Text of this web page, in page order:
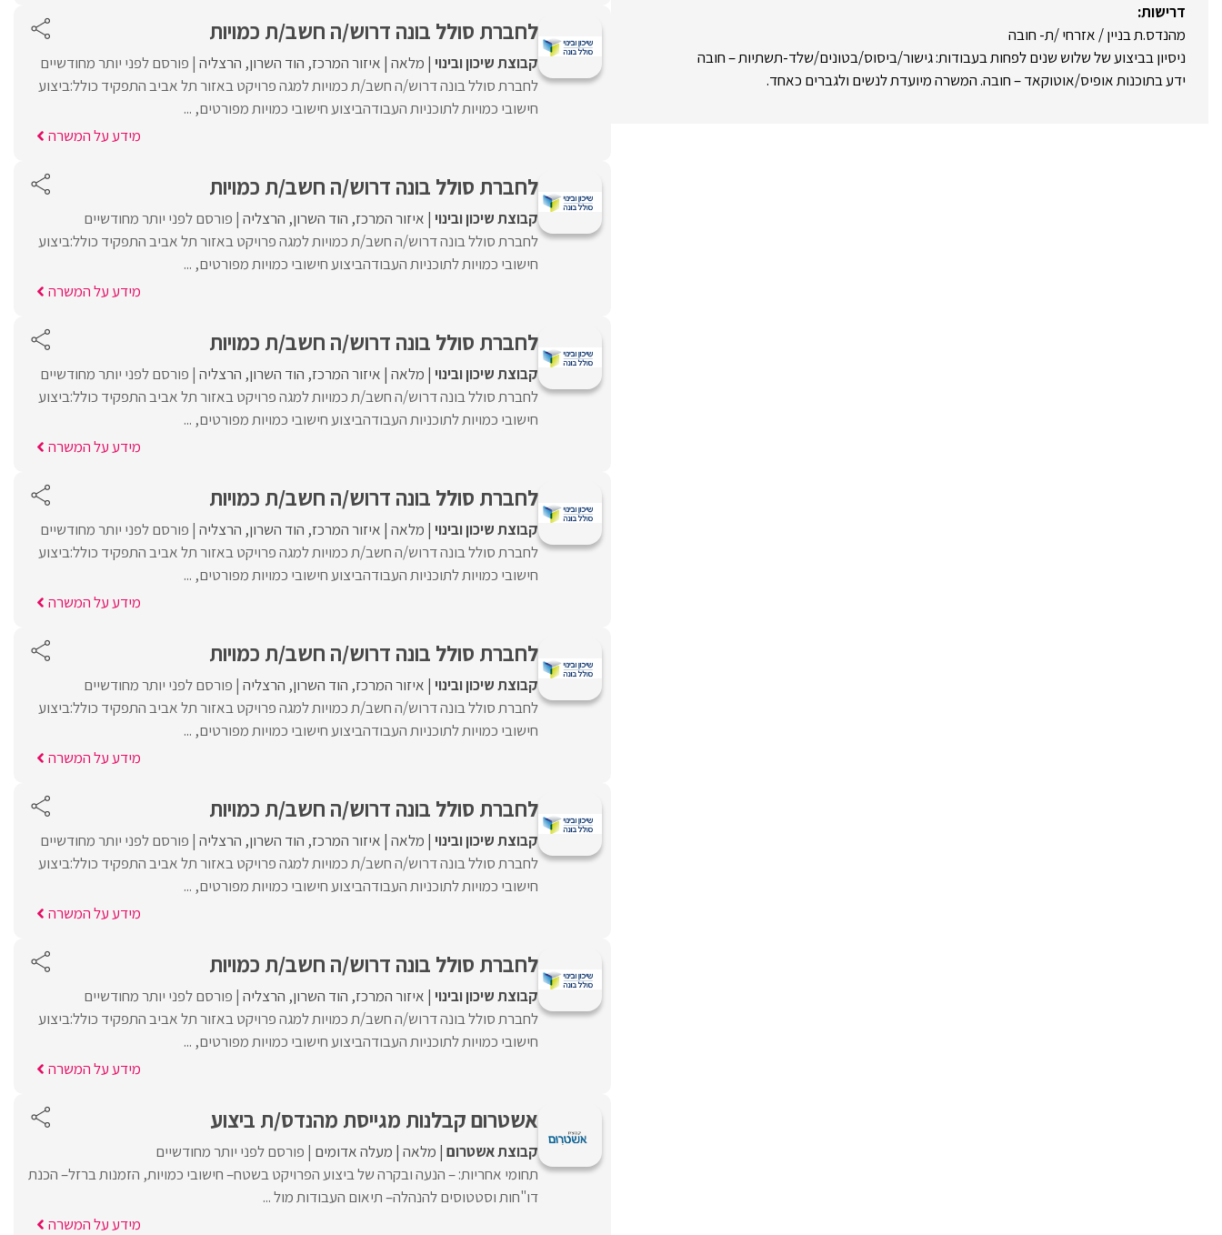
דרישות:
מהנדס.ת בניין / אזרחי /ת- חובה
ניסיון בביצוע של שלוש שנים לפחות בעבודות: גישור/ביסוס/בטונים/שלד-תשתיות – חובה
ידע בתוכנות אופיס/אוטוקאד – חובה. המשרה מיועדת לנשים ולגברים כאחד.
לחברת סולל בונה דרוש/ה חשב/ת כמויות
קבוצת שיכון ובינוי מלאה איזור המרכז הוד השרון הרצליה פורסם לפני יותר מחודשיים
לחברת סולל בונה דרוש/ה חשב/ת כמויות למגה פרויקט באזור תל אביב התפקיד כולל:ביצוע
חישובי כמויות לתוכניות העבודהביצוע חישובי כמויות מפורטים, ...
מידע על המשרה
לחברת סולל בונה דרוש/ה חשב/ת כמויות
קבוצת שיכון ובינוי איזור המרכז הוד השרון הרצליה פורסם לפני יותר מחודשיים
לחברת סולל בונה דרוש/ה חשב/ת כמויות למגה פרויקט באזור תל אביב התפקיד כולל:ביצוע
חישובי כמויות לתוכניות העבודהביצוע חישובי כמויות מפורטים, ...
מידע על המשרה
לחברת סולל בונה דרוש/ה חשב/ת כמויות
קבוצת שיכון ובינוי מלאה איזור המרכז הוד השרון הרצליה פורסם לפני יותר מחודשיים
לחברת סולל בונה דרוש/ה חשב/ת כמויות למגה פרויקט באזור תל אביב התפקיד כולל:ביצוע
חישובי כמויות לתוכניות העבודהביצוע חישובי כמויות מפורטים, ...
מידע על המשרה
לחברת סולל בונה דרוש/ה חשב/ת כמויות
קבוצת שיכון ובינוי מלאה איזור המרכז הוד השרון הרצליה פורסם לפני יותר מחודשיים
לחברת סולל בונה דרוש/ה חשב/ת כמויות למגה פרויקט באזור תל אביב התפקיד כולל:ביצוע
חישובי כמויות לתוכניות העבודהביצוע חישובי כמויות מפורטים, ...
מידע על המשרה
לחברת סולל בונה דרוש/ה חשב/ת כמויות
קבוצת שיכון ובינוי איזור המרכז הוד השרון הרצליה פורסם לפני יותר מחודשיים
לחברת סולל בונה דרוש/ה חשב/ת כמויות למגה פרויקט באזור תל אביב התפקיד כולל:ביצוע
חישובי כמויות לתוכניות העבודהביצוע חישובי כמויות מפורטים, ...
מידע על המשרה
לחברת סולל בונה דרוש/ה חשב/ת כמויות
קבוצת שיכון ובינוי מלאה איזור המרכז הוד השרון הרצליה פורסם לפני יותר מחודשיים
לחברת סולל בונה דרוש/ה חשב/ת כמויות למגה פרויקט באזור תל אביב התפקיד כולל:ביצוע
חישובי כמויות לתוכניות העבודהביצוע חישובי כמויות מפורטים, ...
מידע על המשרה
לחברת סולל בונה דרוש/ה חשב/ת כמויות
קבוצת שיכון ובינוי איזור המרכז הוד השרון הרצליה פורסם לפני יותר מחודשיים
לחברת סולל בונה דרוש/ה חשב/ת כמויות למגה פרויקט באזור תל אביב התפקיד כולל:ביצוע
חישובי כמויות לתוכניות העבודהביצוע חישובי כמויות מפורטים, ...
מידע על המשרה
אשטרום קבלנות מגייסת מהנדס/ת ביצוע
קבוצת אשטרום מלאה מעלה אדומים פורסם לפני יותר מחודשיים
תחומי אחריות: – הנעה ובקרה של ביצוע הפרויקט בשטח– חישובי כמויות, הזמנות ברזל– הכנת
דו"חות וסטטוסים להנהלה– תיאום העבודות מול ...
מידע על המשרה